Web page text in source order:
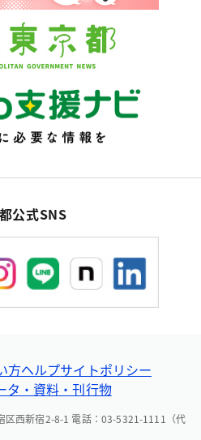
公式SNS
方ヘルプサイトポリシー
タ・資料・刊行物
区西新宿2-8-1 電話：03-5321-1111（代